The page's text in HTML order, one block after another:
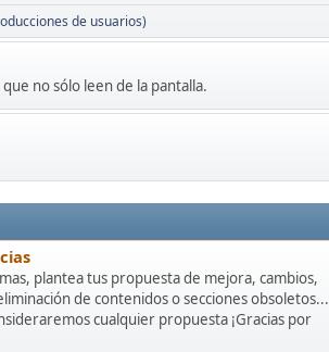
de usuarios)
no sólo leen de la pantalla.
plantea tus propuesta de mejora, cambios,
de contenidos o secciones obsoletos...
cualquier propuesta ¡Gracias por